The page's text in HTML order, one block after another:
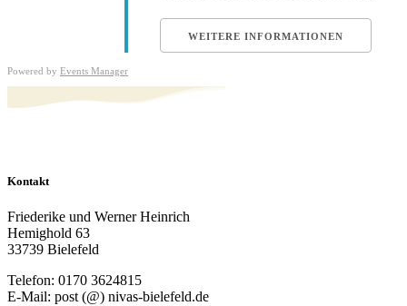
WEITERE INFORMATIONEN
Powered by Events Manager
Kontakt
Friederike und Werner Heinrich
Hemighold 63
33739 Bielefeld
Telefon: 0170 3624815
E-Mail: post (@) nivas-bielefeld.de